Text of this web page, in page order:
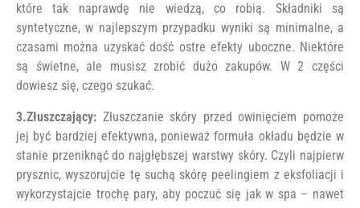
które tak naprawdę nie wiedzą, co robią. Składniki są
syntetyczne, w najlepszym przypadku wyniki są minimalne, a
czasami można uzyskać dość ostre efekty uboczne. Niektóre
są świetne, ale musisz zrobić dużo zakupów. W 2 części
dowiesz się, czego szukać.
3.Złuszczający: Złuszczanie skóry przed owinięciem pomoże
jej być bardziej efektywna, ponieważ formuła okładu będzie w
stanie przeniknąć do najgłębszej warstwy skóry. Czyli najpierw
prysznic, wyszorujcie tę suchą skórę peelingiem z eksfoliacji i
wykorzystajcie trochę pary, aby poczuć się jak w spa – nawet